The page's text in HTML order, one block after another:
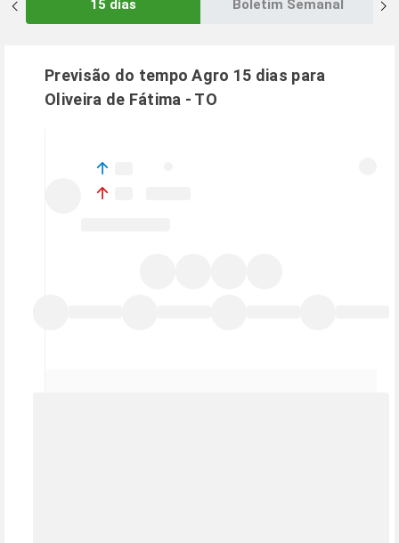
15 dias Boletim Semanal
Previsão do tempo Agro 15 dias para
Oliveira de Fátima - TO